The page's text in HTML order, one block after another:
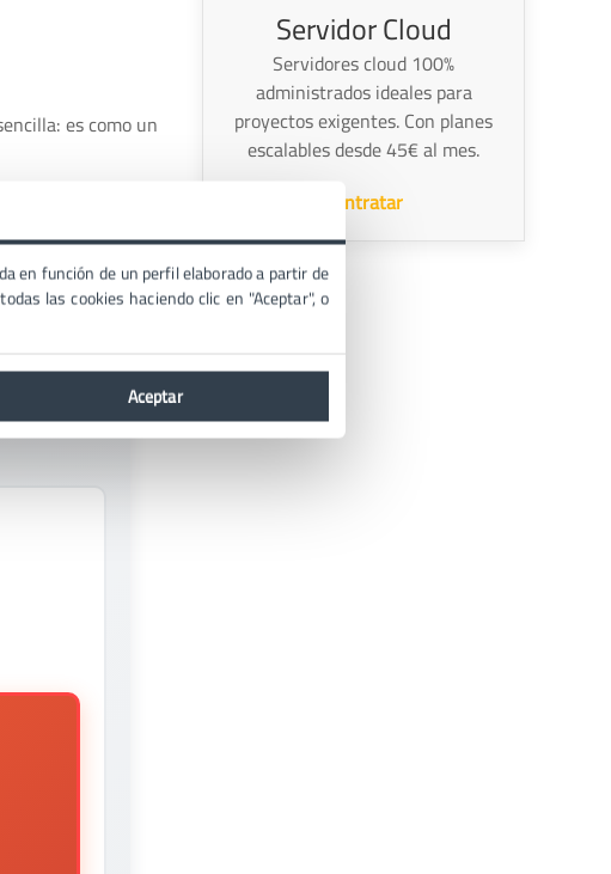
es como un
el sniffer hace
a quien toca tu
los coches que
Servidor Cloud
Servidores cloud 100%
administrados ideales para
proyectos exigentes. Con planes
escalables desde 45€ al mes.
Contratar
en función de un perfil elaborado a partir de
las cookies haciendo clic en "Aceptar", o
Aceptar